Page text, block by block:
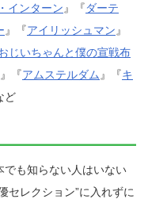
インターン 』『ダーテ
』『アイリッシュマン 』
じいちゃんと僕の宣戦布
』『アムステルダム 』『キ
ど
も知らない人はいない
セレクション”に入れずに